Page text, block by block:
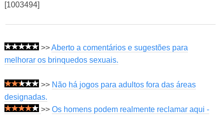
[1003494]
>>Aberto a comentários e sugestões para
melhorar os brinquedos sexuais.
>> Não há jogos para adultos fora das áreas
designadas.
>> Os homens podem realmente reclamar aqui -